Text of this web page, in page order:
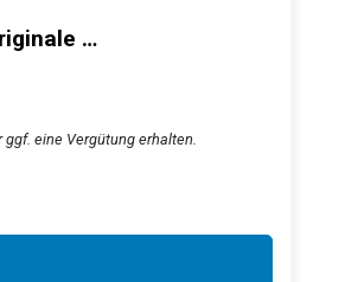
…
eine Vergütung erhalten.